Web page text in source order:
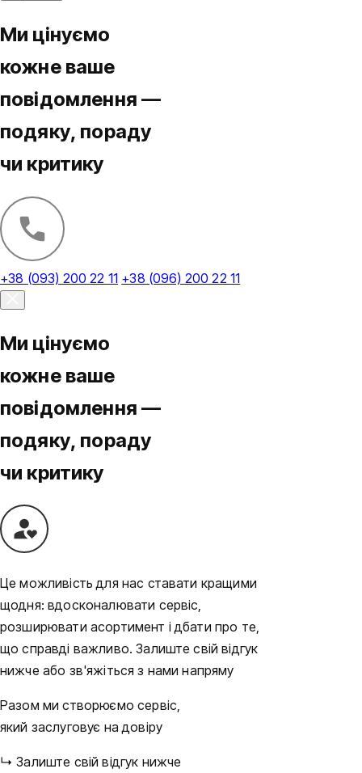
Ми цінуємо
кожне ваше
повідомлення —
подяку, пораду
чи критику
+38 (093) 200 22 11 +38 (096) 200 22 11
Ми цінуємо
кожне ваше
повідомлення —
подяку, пораду
чи критику
Це можливість для нас ставати кращими
щодня: вдосконалювати сервіс,
розширювати асортимент і дбати про те,
що справді важливо. Залиште свій відгук
нижче або зв'яжіться з нами напряму
Разом ми створюємо сервіс,
який заслуговує на довіру
↳ Залиште свій відгук нижче